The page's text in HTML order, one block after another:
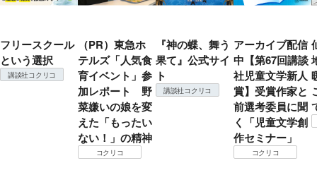
フリースクール
という選択
講談社コクリコ
（PR）東急ホ
テルズ「人気食
育イベント」参
加レポート 野
菜嫌いの娘を変
えた「もったい
ない！」の精神
コクリコ
『神の蝶、舞う
果て』公式サイ
ト
講談社コクリコ
アーカイブ配信
中【第67回講談
社児童文学新人
賞】受賞作家と
前選考委員に聞
く「児童文学創
作セミナー」
コクリコ